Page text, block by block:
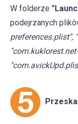
W folderze
podejrzanych
preferences.plist",